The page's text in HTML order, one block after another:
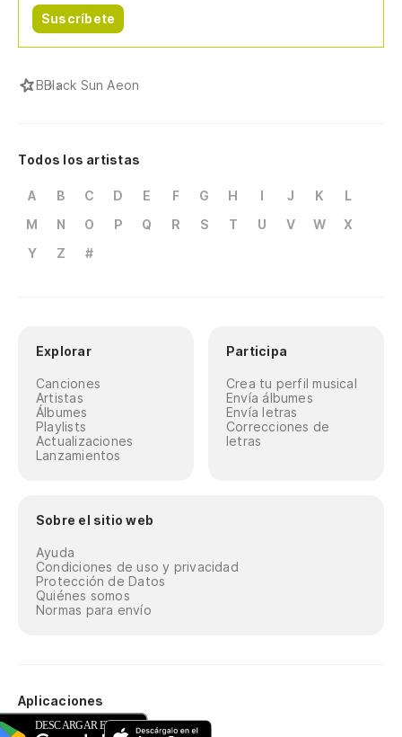
Suscríbete
BBlack Sun Aeon
Todos los artistas
A B C D E F G H I J K
L
M
N O P Q R S T U V W
X
Y
Z #
Explorar
Canciones
Artistas
Álbumes
Playlists
Actualizaciones
Lanzamientos
Participa
Crea tu perfil musical
Envía álbumes
Envía letras
Correcciones de
letras
Sobre el sitio web
Ayuda
Condiciones de uso y privacidad
Protección de Datos
Quiénes somos
Normas para envío
Aplicaciones